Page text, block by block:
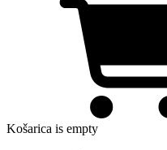
Košarica is empty